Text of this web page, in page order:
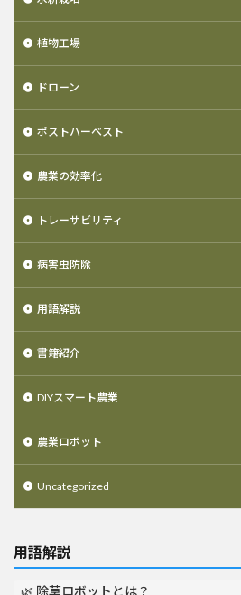
植物工場
ドローン
ポストハーベスト
農業の効率化
トレーサビリティ
病害虫防除
用語解説
書籍紹介
DIYスマート農業
農業ロボット
Uncategorized
用語解説
🌿 除草ロボットとは？